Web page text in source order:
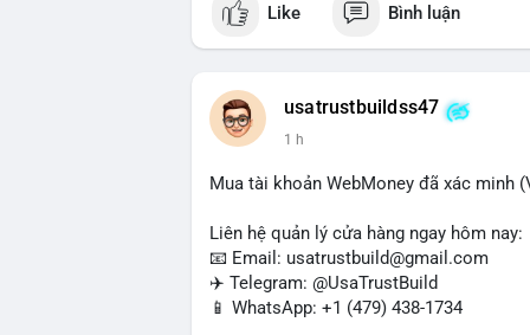
Liên hệ ngay để được tư vấn và hỗ trợ
#sendmoney
Like Bình luận
usatrustbuildss47
1 h
Mua tài khoản WebMoney đã xác minh
Liên hệ quản lý cửa hàng ngay hôm nay:
📧 Email: usatrustbuild@gmail.com
✈️ Telegram: @UsaTrustBuild
📱 WhatsApp: +1 (479) 438-1734